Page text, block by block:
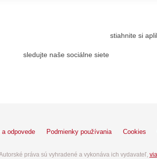
sledujte naše sociálne siete
stiahnite si
odpovede Podmienky používania Cookies
práva sú vyhradené a vykonáva ich vydavateľ,